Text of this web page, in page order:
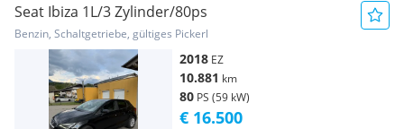
Seat Ibiza 1L/3 Zylinder/80ps
Benzin, Schaltgetriebe, gültiges Pickerl
2018 EZ
10.881 km
80 PS (59 kW)
€ 16.500